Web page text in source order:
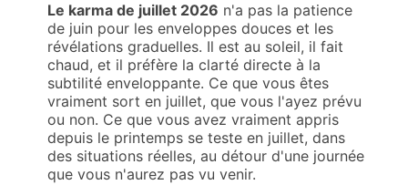
Le karma de juillet 2026 n'a pas la patience
de juin pour les enveloppes douces et les
révélations graduelles. Il est au soleil, il fait
chaud, et il préfère la clarté directe à la
subtilité enveloppante. Ce que vous êtes
vraiment sort en juillet, que vous l'ayez prévu
ou non. Ce que vous avez vraiment appris
depuis le printemps se teste en juillet, dans
des situations réelles, au détour d'une journée
que vous n'aurez pas vu venir.